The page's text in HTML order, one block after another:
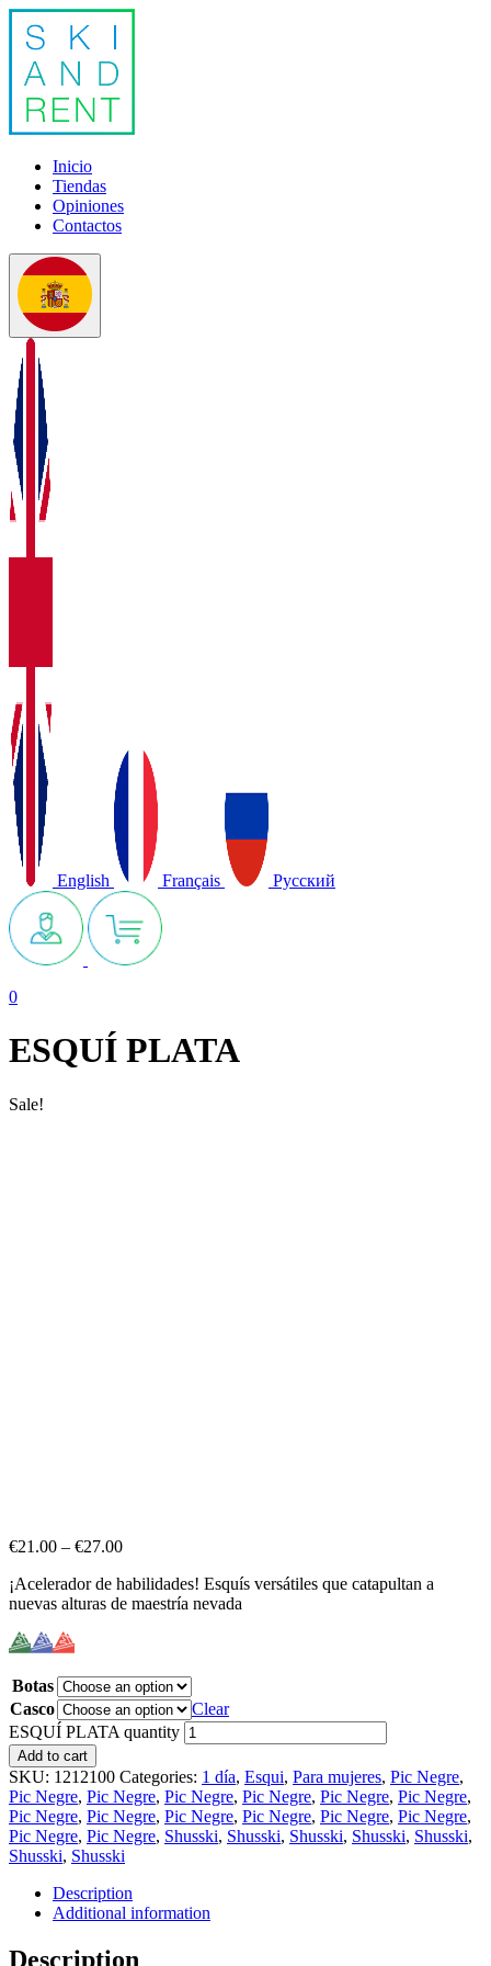
Inicio
Tiendas
Opiniones
Contactos
English Français Русский
0
ESQUÍ PLATA
Sale!
€21.00 – €27.00
¡Acelerador de habilidades! Esquís versátiles que catapultan a
nuevas alturas de maestría nevada
Botas
Casco
Clear
ESQUÍ PLATA quantity
Add to cart
SKU: 1212100 Categories: 1 día, Esqui, Para mujeres, Pic Negre,
Pic Negre, Pic Negre, Pic Negre, Pic Negre, Pic Negre, Pic Negre,
Pic Negre, Pic Negre, Pic Negre, Pic Negre, Pic Negre, Pic Negre,
Pic Negre, Pic Negre, Shusski, Shusski, Shusski, Shusski, Shusski,
Shusski, Shusski
Description
Additional information
Description